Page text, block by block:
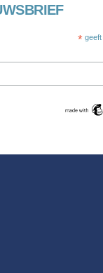
*
Swedish